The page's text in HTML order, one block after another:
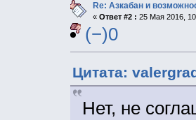
Re: Азкабан и
« Ответ #2 : 25 Мая 2016,
(−)0
Цитата:
Нет, не